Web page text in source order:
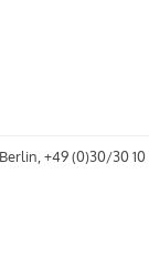
+49 (0)30/30